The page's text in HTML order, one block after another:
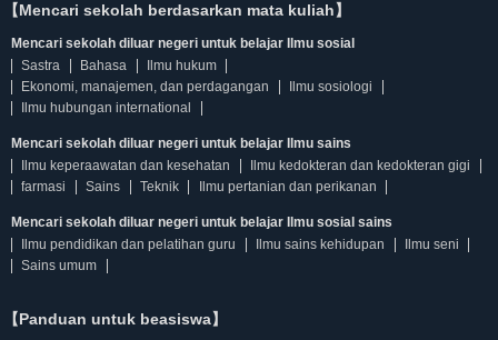
【Mencari sekolah berdasarkan mata kuliah】
Mencari sekolah diluar negeri untuk belajar Ilmu sosial
Sastra
Bahasa
Ilmu hukum
Ekonomi, manajemen, dan perdagangan
Ilmu sosiologi
Ilmu hubungan international
Mencari sekolah diluar negeri untuk belajar Ilmu sains
Ilmu keperaawatan dan kesehatan
Ilmu kedokteran dan kedokteran gigi
farmasi
Sains Teknik Ilmu pertanian dan perikanan
Mencari sekolah diluar negeri untuk belajar Ilmu sosial sains
Ilmu pendidikan dan pelatihan guru
Ilmu sains kehidupan
Ilmu seni
Sains umum
【Panduan untuk beasiswa】